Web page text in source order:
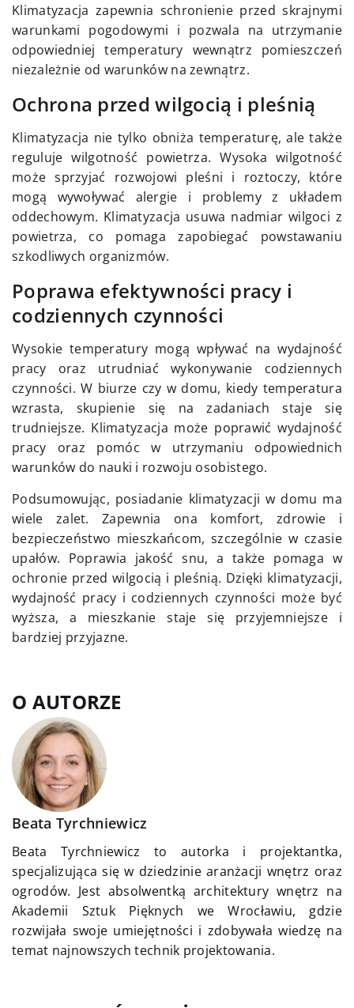
Klimatyzacja zapewnia schronienie przed skrajnymi
warunkami pogodowymi i pozwala na utrzymanie
odpowiedniej temperatury wewnątrz pomieszczeń
niezależnie od warunków na zewnątrz.
Ochrona przed wilgocią i pleśnią
Klimatyzacja nie tylko obniża temperaturę, ale także
reguluje wilgotność powietrza. Wysoka wilgotność
może sprzyjać rozwojowi pleśni i roztoczy, które
mogą wywoływać alergie i problemy z układem
oddechowym. Klimatyzacja usuwa nadmiar wilgoci z
powietrza, co pomaga zapobiegać powstawaniu
szkodliwych organizmów.
Poprawa efektywności pracy i
codziennych czynności
Wysokie temperatury mogą wpływać na wydajność
pracy oraz utrudniać wykonywanie codziennych
czynności. W biurze czy w domu, kiedy temperatura
wzrasta, skupienie się na zadaniach staje się
trudniejsze. Klimatyzacja może poprawić wydajność
pracy oraz pomóc w utrzymaniu odpowiednich
warunków do nauki i rozwoju osobistego.
Podsumowując, posiadanie klimatyzacji w domu ma
wiele zalet. Zapewnia ona komfort, zdrowie i
bezpieczeństwo mieszkańcom, szczególnie w czasie
upałów. Poprawia jakość snu, a także pomaga w
ochronie przed wilgocią i pleśnią. Dzięki klimatyzacji,
wydajność pracy i codziennych czynności może być
wyższa, a mieszkanie staje się przyjemniejsze i
bardziej przyjazne.
O AUTORZE
Beata Tyrchniewicz
Beata Tyrchniewicz to autorka i projektantka,
specjalizująca się w dziedzinie aranżacji wnętrz oraz
ogrodów. Jest absolwentką architektury wnętrz na
Akademii Sztuk Pięknych we Wrocławiu, gdzie
rozwijała swoje umiejętności i zdobywała wiedzę na
temat najnowszych technik projektowania.